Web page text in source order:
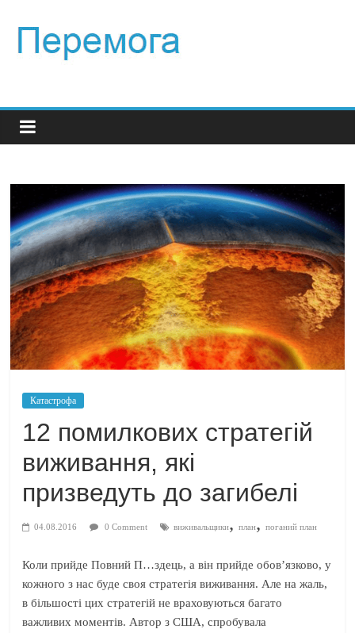
Катастрофа
12 помилкових стратегій
виживання, які
призведуть до загибелі
04.08.2016 0 Comment виживальщики,план,поганий план
Коли прийде Повний П…здець, а він прийде обов’язково, у
кожного з нас буде своя стратегія виживання. Але на жаль,
в більшості цих стратегій не враховуються багато
важливих моментів. Автор з США, спробувала